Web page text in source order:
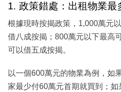
1. 政策錯處：出租物業最
根據現時按揭政策，1,000萬元
借八成按揭；800萬元以下最高
可以借五成按揭。
以一個600萬元的物業為例，如
家最少付60萬元首期就買到；